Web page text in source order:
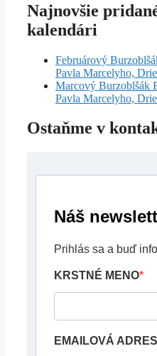
Najnovšie
kalendári
Februárový
Pavla Marcelyho,
Marcový Burzoblšák
Pavla Marcelyho,
Ostaňme v
Náš
Prihlás sa a buď
KRSTNÉ MENO
EMAILOVÁ